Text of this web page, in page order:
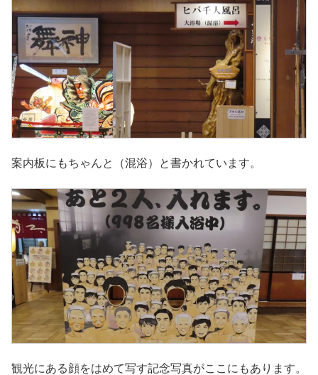
案内板にもちゃんと（混浴）と書かれています。
観光にある顔をはめて写す記念写真がここにもあります。